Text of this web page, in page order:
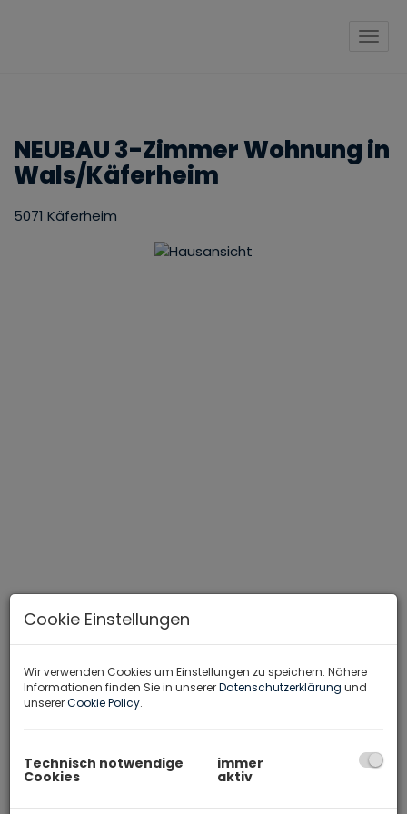
NEUBAU 3-Zimmer Wohnung in
Wals/Käferheim
5071 Käferheim
Hausansicht
In ruhiger und naturnaher Lage von Käferheim entsteht
Cookie Einstellungen
Wir verwenden Cookies um Einstellungen zu speichern. Nähere
Informationen finden Sie in unsererDatenschutzerklärung und
unsererCookie Policy.
Technisch notwendige
Cookies
immer
aktiv